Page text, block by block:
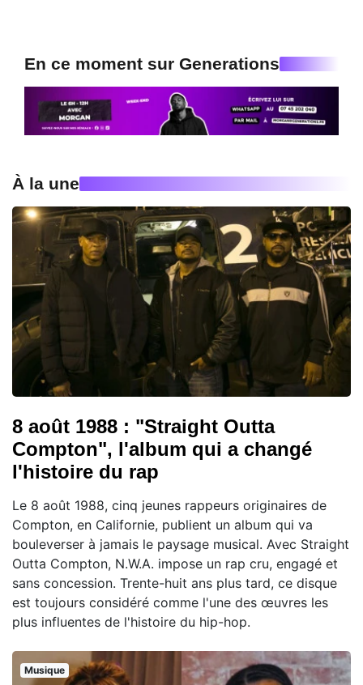
En ce moment sur Generations
À la une
8 août 1988 : "Straight Outta
Compton", l'album qui a changé
l'histoire du rap
Le 8 août 1988, cinq jeunes rappeurs originaires de
Compton, en Californie, publient un album qui va
bouleverser à jamais le paysage musical. Avec Straight
Outta Compton, N.W.A. impose un rap cru, engagé et
sans concession. Trente-huit ans plus tard, ce disque
est toujours considéré comme l'une des œuvres les
plus influentes de l'histoire du hip-hop.
Musique